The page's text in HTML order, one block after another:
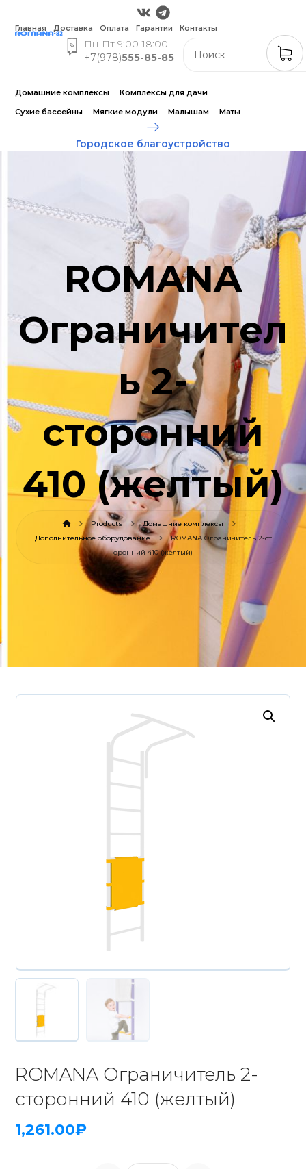
Главная Доставка Оплата Гарантии Контакты
Пн-Пт 9:00-18:00
+7(978)555-85-85
Домашние комплексы
Комплексы для дачи
Сухие бассейны
Мягкие модули Малышам Маты
Городское благоустройство
ROMANA
Ограничител
ь 2-
сторонний
410 (желтый)
Products
Домашние комплексы
Дополнительное оборудование
ROMANA Ограничитель 2-ст
оронний 410 (желтый)
ROMANA Ограничитель 2-
сторонний 410 (желтый)
1,261.00₽